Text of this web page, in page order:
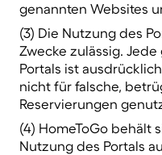
genannten Websites
(3) Die Nutzung des
Zwecke zulässig.
Portals ist
nicht für falsche,
Reservierungen
(4) HomeToGo behält
Nutzung des Portals